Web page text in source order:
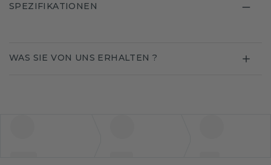
SPEZIFIKATIONEN
WAS SIE VON UNS ERHALTEN ?